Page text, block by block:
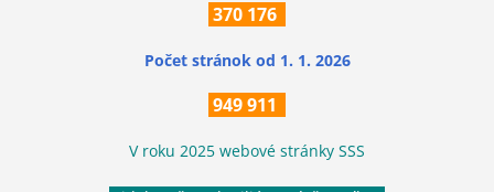
370 176
Počet stránok od 1. 1. 2026
949 911
V roku 2025 webové stránky SSS